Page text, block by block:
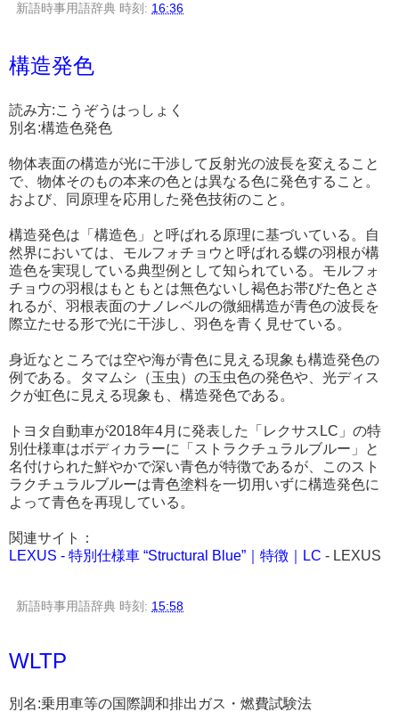
新語時事用語辞典 時刻: 16:36
構造発色
読み方:こうぞうはっしょく
別名:構造色発色
物体表面の構造が光に干渉して反射光の波長を変えること
で、物体そのもの本来の色とは異なる色に発色すること。
および、同原理を応用した発色技術のこと。
構造発色は「構造色」と呼ばれる原理に基づいている。自
然界においては、モルフォチョウと呼ばれる蝶の羽根が構
造色を実現している典型例として知られている。モルフォ
チョウの羽根はもともとは無色ないし褐色お帯びた色とさ
れるが、羽根表面のナノレベルの微細構造が青色の波長を
際立たせる形で光に干渉し、羽色を青く見せている。
身近なところでは空や海が青色に見える現象も構造発色の
例である。タマムシ（玉虫）の玉虫色の発色や、光ディス
クが虹色に見える現象も、構造発色である。
トヨタ自動車が2018年4月に発表した「レクサスLC」の特
別仕様車はボディカラーに「 ストラクチュラルブルー 」と
名付けられた鮮やかで深い青色が特徴であるが、このスト
ラクチュラルブルーは青色塗料を一切用いずに構造発色に
よって青色を再現している。
関連サイト：
LEXUS ‐ 特別仕様車 “Structural Blue”｜特徴｜LC - LEXUS
新語時事用語辞典 時刻: 15:58
WLTP
別名:乗用車等の国際調和排出ガス・燃費試験法